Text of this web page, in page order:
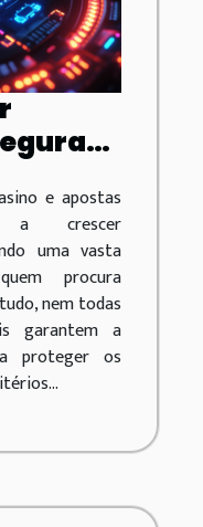
e apostas
crescer
uma vasta
procura
nem todas
garantem a
proteger os